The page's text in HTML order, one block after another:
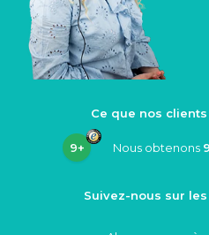
Ce que nos
9+ Nous obtenons
Suivez-nous sur